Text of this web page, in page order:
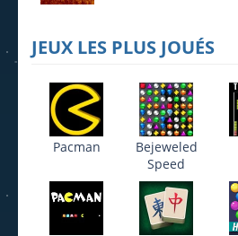
JEUX LES PLUS JOUÉS
Pacman
Bejeweled
Speed